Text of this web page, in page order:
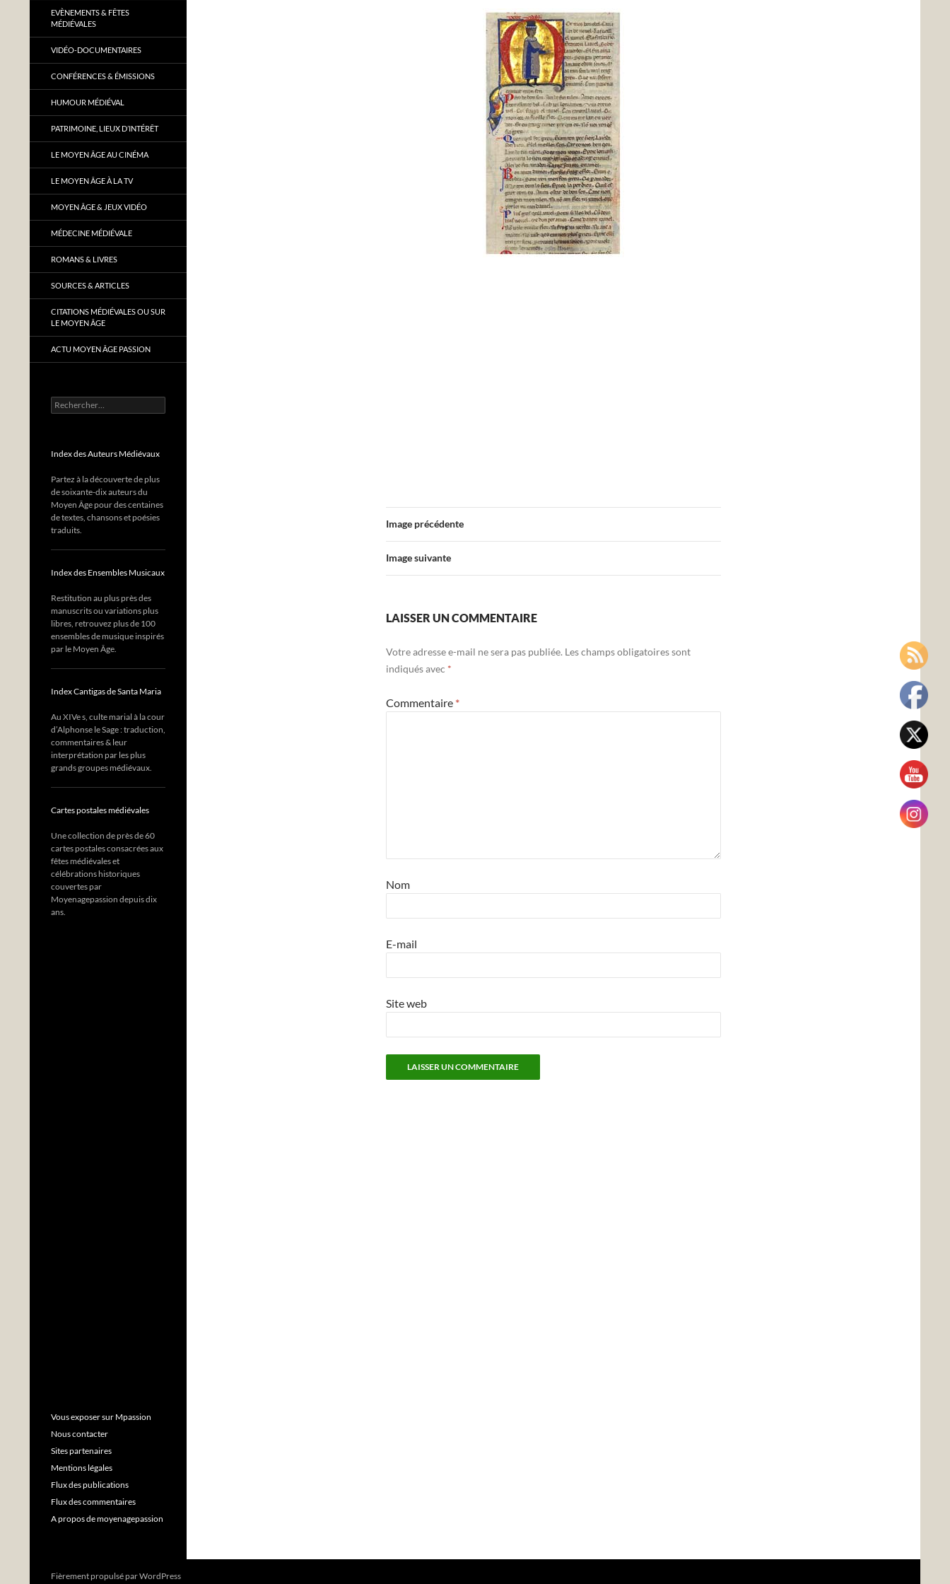
Image précédente
Image suivante
LAISSER UN COMMENTAIRE
Votre adresse e-mail ne sera pas publiée. Les champs obligatoires sont
indiqués avec *
Commentaire *
Nom
E-mail
Site web
EVÈNEMENTS & FÊTES
MÉDIÉVALES
VIDÉO-DOCUMENTAIRES
CONFÉRENCES & ÉMISSIONS
HUMOUR MÉDIÉVAL
PATRIMOINE, LIEUX D’INTÉRÊT
LE MOYEN ÂGE AU CINÉMA
LE MOYEN ÂGE À LA TV
MOYEN ÂGE & JEUX VIDÉO
MÉDECINE MÉDIÉVALE
ROMANS & LIVRES
SOURCES & ARTICLES
CITATIONS MÉDIÉVALES OU SUR
LE MOYEN ÂGE
ACTU MOYEN ÂGE PASSION
Rechercher :
Index des Auteurs Médiévaux
Partez à la découverte de plus
de soixante-dix auteurs du
Moyen Âge pour des centaines
de textes, chansons et poésies
traduits.
Index des Ensembles Musicaux
Restitution au plus près des
manuscrits ou variations plus
libres, retrouvez plus de 100
ensembles de musique inspirés
par le Moyen Âge.
Index Cantigas de Santa Maria
Au XIVe s, culte marial à la cour
d’Alphonse le Sage : traduction,
commentaires & leur
interprétation par les plus
grands groupes médiévaux.
Cartes postales médiévales
Une collection de près de 60
cartes postales consacrées aux
fêtes médiévales et
célébrations historiques
couvertes par
Moyenagepassion depuis dix
ans.
Vous exposer sur Mpassion
Nous contacter
Sites partenaires
Mentions légales
Flux des publications
Flux des commentaires
A propos de moyenagepassion
Fièrement propulsé par WordPress